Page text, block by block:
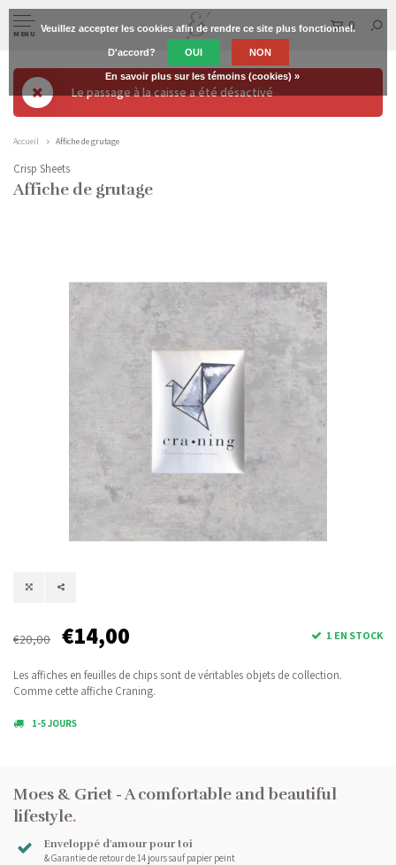
MENU
0
Le passage à la caisse a été désactivé
Accueil Affiche de grutage
Crisp Sheets
Affiche de grutage
€20,00 €14,00 1 EN STOCK
Les affiches en feuilles de chips sont de véritables objets de collection.
Comme cette affiche Craning.
1-5 JOURS
Moes & Griet - A comfortable and beautiful
lifestyle.
Enveloppé d'amour pour toi
& Garantie de retour de 14 jours sauf papier peint
Veuillez accepter les cookies afin de rendre ce site plus fonctionnel.
D'accord? OUI NON
En savoir plus sur les témoins (cookies) »